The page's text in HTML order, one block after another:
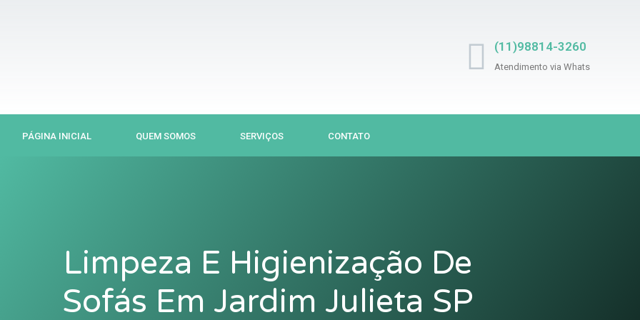
(11)98814-3260
Atendimento via Whats
PÁGINA INICIAL QUEM SOMOS SERVIÇOS CONTATO
Limpeza E Higienização De
Sofás Em Jardim Julieta SP